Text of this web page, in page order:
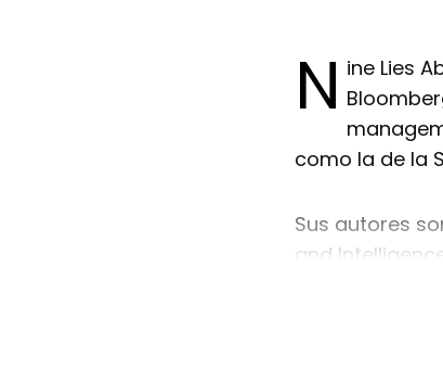
N ine Lies
como la de la
Sus autores
and